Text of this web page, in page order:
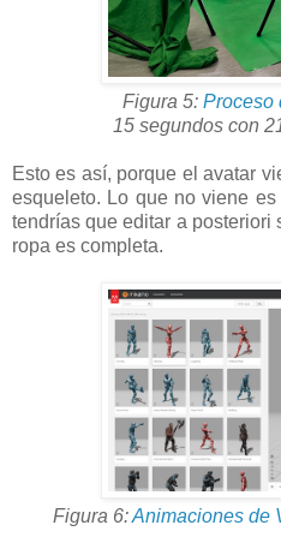
Figura 5: Proceso
15 segundos con
Esto es así, porque el avatar
esqueleto. Lo que no viene
tendrías que editar a posteriori
ropa es completa.
Figura 6:Animaciones de